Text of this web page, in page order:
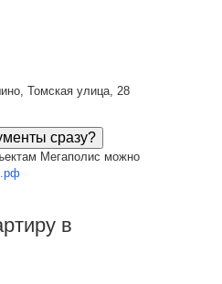
Томская улица, 28
сразу?
Мегаполис можно
в